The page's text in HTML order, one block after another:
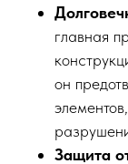
главная
он
Защита